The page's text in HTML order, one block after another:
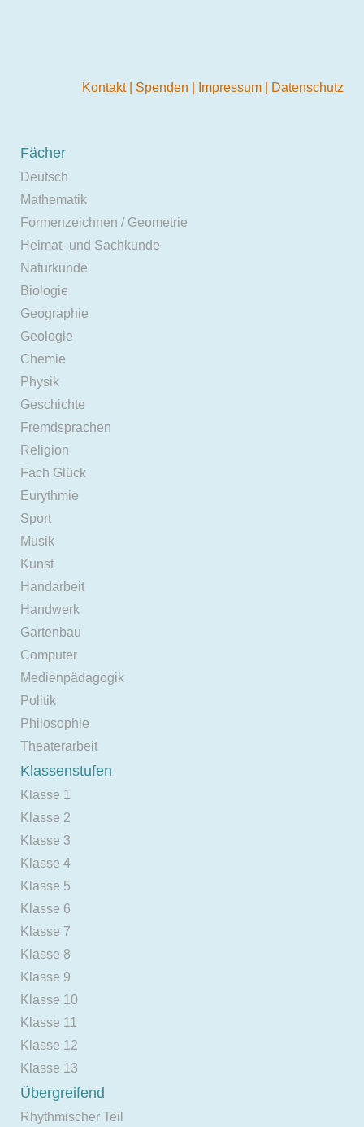
Kontakt Spenden Impressum Datenschutz
Fächer
Deutsch
Mathematik
Formenzeichnen / Geometrie
Heimat- und Sachkunde
Naturkunde
Biologie
Geographie
Geologie
Chemie
Physik
Geschichte
Fremdsprachen
Religion
Fach Glück
Eurythmie
Sport
Musik
Kunst
Handarbeit
Handwerk
Gartenbau
Computer
Medienpädagogik
Politik
Philosophie
Theaterarbeit
Klassenstufen
Klasse 1
Klasse 2
Klasse 3
Klasse 4
Klasse 5
Klasse 6
Klasse 7
Klasse 8
Klasse 9
Klasse 10
Klasse 11
Klasse 12
Klasse 13
Übergreifend
Rhythmischer Teil